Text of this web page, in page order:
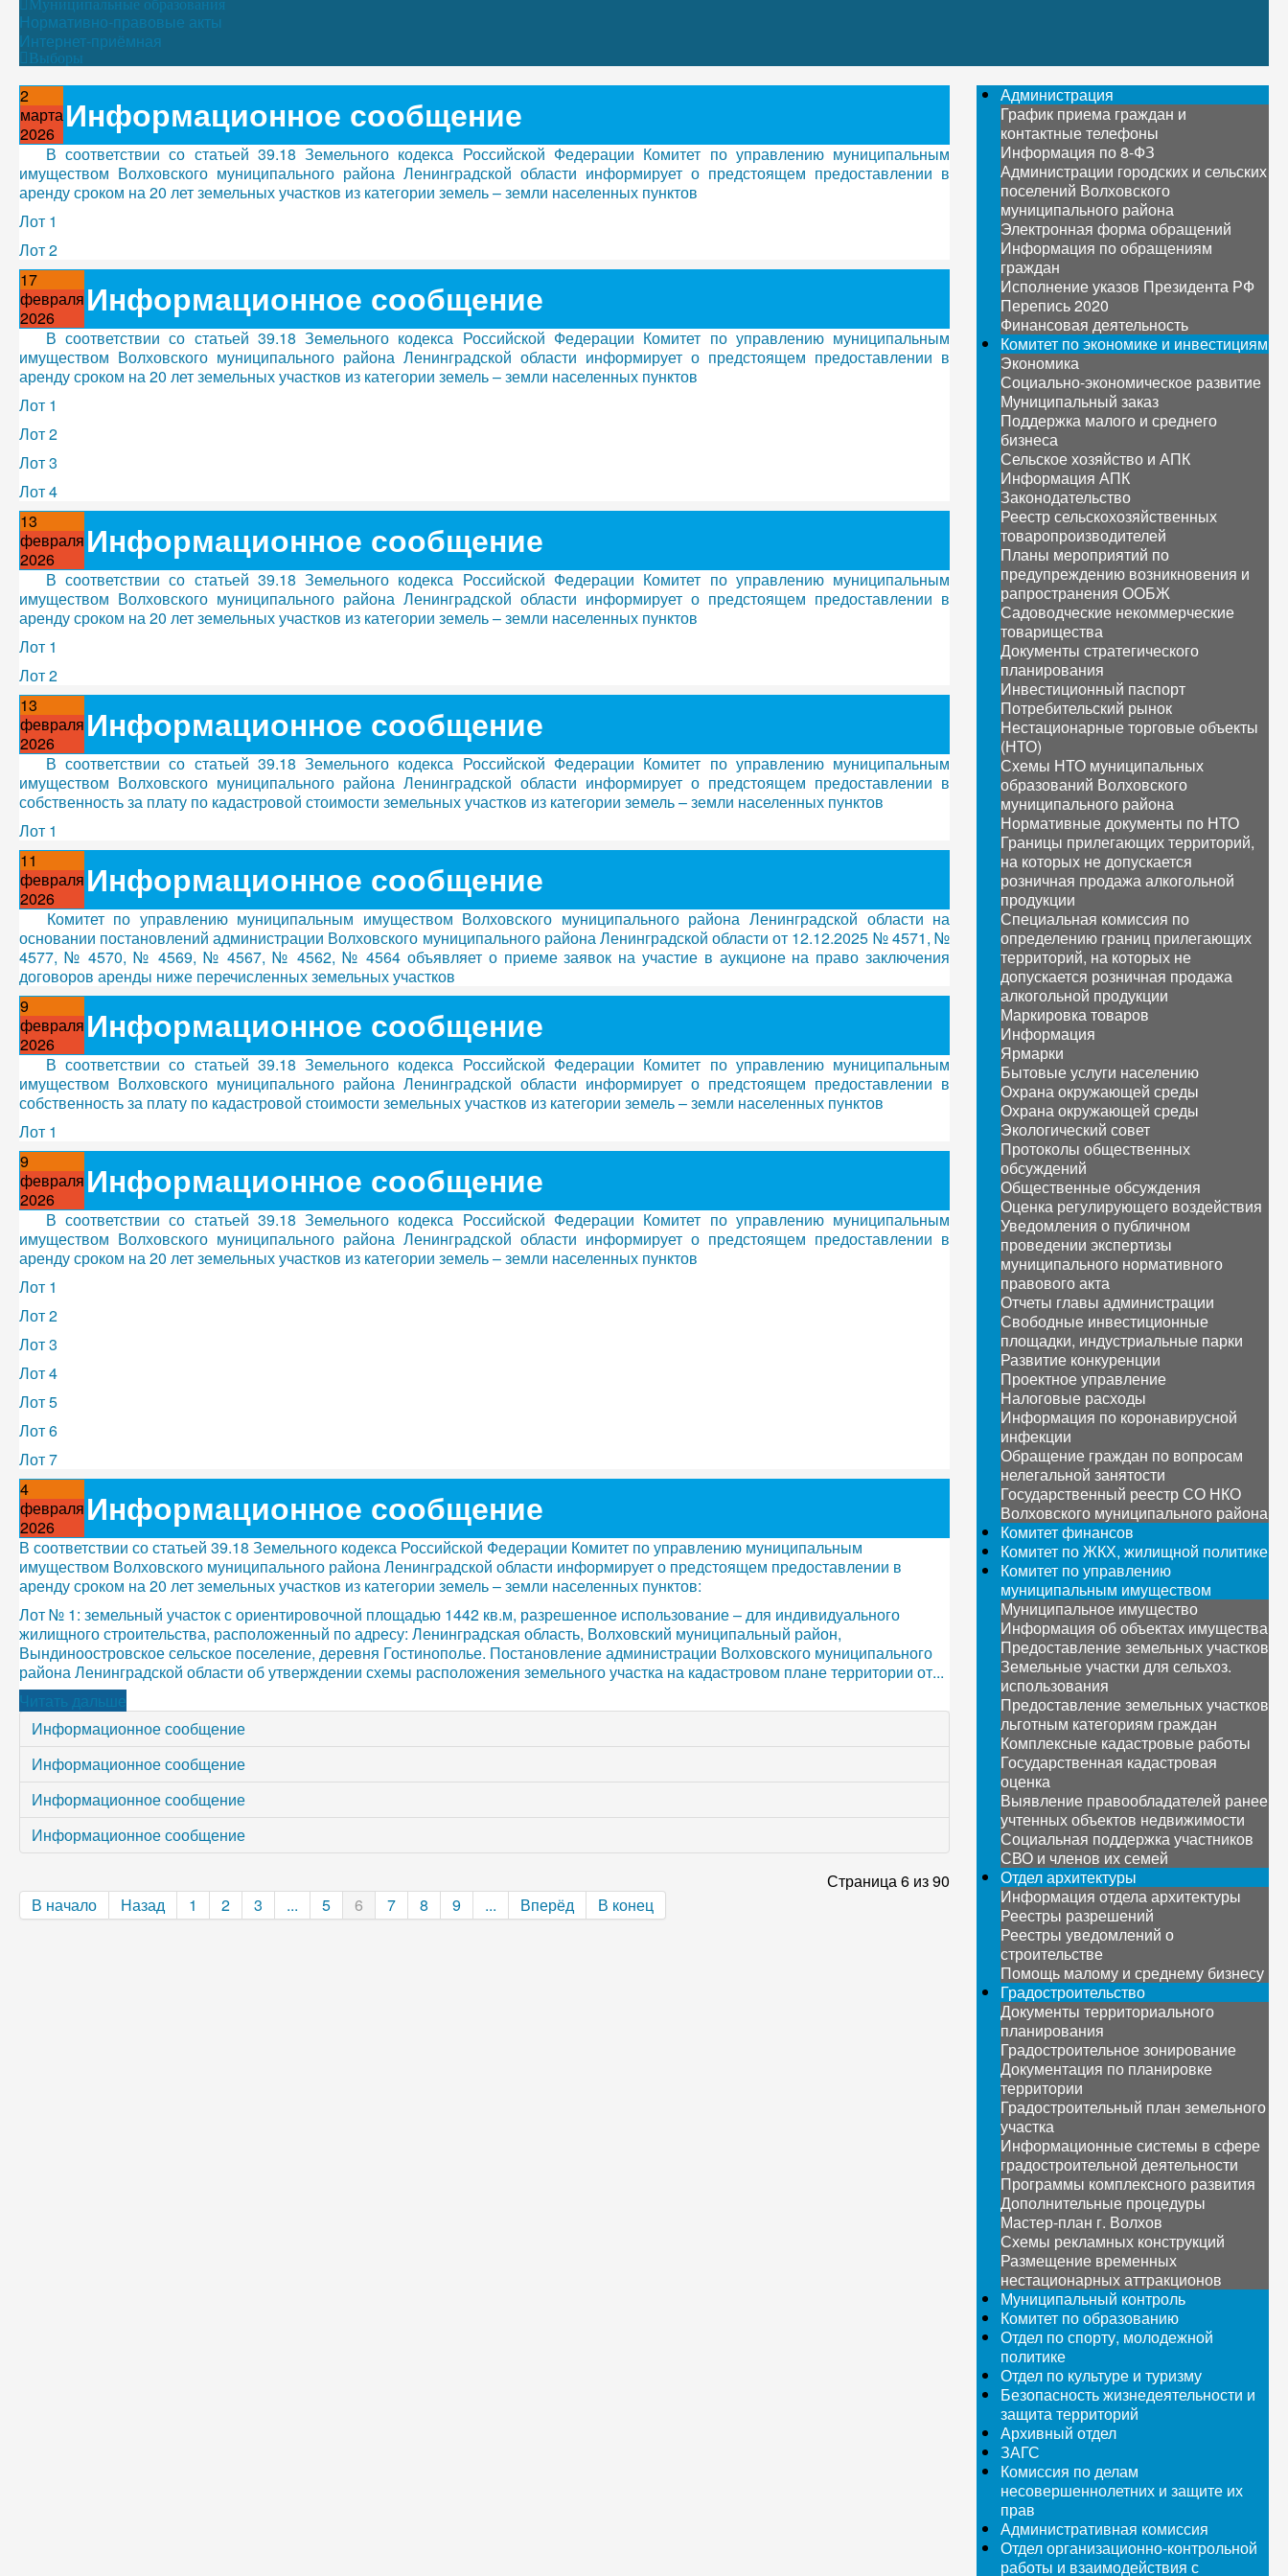
Муниципальные образования
Нормативно-правовые акты
Интернет-приёмная
Выборы
2
марта
2026 Информационное сообщение
В соответствии со статьей 39.18 Земельного кодекса Российской Федерации Комитет по управлению муниципальным
имуществом Волховского муниципального района Ленинградской области информирует о предстоящем предоставлении в
аренду сроком на 20 лет земельных участков из категории земель – земли населенных пунктов
Лот 1
Лот 2
17
февраля
2026
Информационное сообщение
В соответствии со статьей 39.18 Земельного кодекса Российской Федерации Комитет по управлению муниципальным
имуществом Волховского муниципального района Ленинградской области информирует о предстоящем предоставлении в
аренду сроком на 20 лет земельных участков из категории земель – земли населенных пунктов
Лот 1
Лот 2
Лот 3
Лот 4
13
февраля
2026
Информационное сообщение
В соответствии со статьей 39.18 Земельного кодекса Российской Федерации Комитет по управлению муниципальным
имуществом Волховского муниципального района Ленинградской области информирует о предстоящем предоставлении в
аренду сроком на 20 лет земельных участков из категории земель – земли населенных пунктов
Лот 1
Лот 2
13
февраля
2026
Информационное сообщение
В соответствии со статьей 39.18 Земельного кодекса Российской Федерации Комитет по управлению муниципальным
имуществом Волховского муниципального района Ленинградской области информирует о предстоящем предоставлении в
собственность за плату по кадастровой стоимости земельных участков из категории земель – земли населенных пунктов
Лот 1
11
февраля
2026
Информационное сообщение
Комитет по управлению муниципальным имуществом Волховского муниципального района Ленинградской области на
основании постановлений администрации Волховского муниципального района Ленинградской области от 12.12.2025 № 4571, №
4577, № 4570, № 4569, № 4567, № 4562, № 4564 объявляет о приеме заявок на участие в аукционе на право заключения
договоров аренды ниже перечисленных земельных участков
9
февраля
2026
Информационное сообщение
В соответствии со статьей 39.18 Земельного кодекса Российской Федерации Комитет по управлению муниципальным
имуществом Волховского муниципального района Ленинградской области информирует о предстоящем предоставлении в
собственность за плату по кадастровой стоимости земельных участков из категории земель – земли населенных пунктов
Лот 1
9
февраля
2026
Информационное сообщение
В соответствии со статьей 39.18 Земельного кодекса Российской Федерации Комитет по управлению муниципальным
имуществом Волховского муниципального района Ленинградской области информирует о предстоящем предоставлении в
аренду сроком на 20 лет земельных участков из категории земель – земли населенных пунктов
Лот 1
Лот 2
Лот 3
Лот 4
Лот 5
Лот 6
Лот 7
4
февраля
2026
Информационное сообщение
В соответствии со статьей 39.18 Земельного кодекса Российской Федерации Комитет по управлению муниципальным
имуществом Волховского муниципального района Ленинградской области информирует о предстоящем предоставлении в
аренду сроком на 20 лет земельных участков из категории земель – земли населенных пунктов:
Лот № 1: земельный участок с ориентировочной площадью 1442 кв.м, разрешенное использование – для индивидуального
жилищного строительства, расположенный по адресу: Ленинградская область, Волховский муниципальный район,
Вындиноостровское сельское поселение, деревня Гостинополье. Постановление администрации Волховского муниципального
района Ленинградской области об утверждении схемы расположения земельного участка на кадастровом плане территории от...
Читать дальше
Информационное сообщение
Информационное сообщение
Информационное сообщение
Информационное сообщение
Страница 6 из 90
В начало
Назад 1 2 3 ... 5 6 7 8 9 ... Вперёд В конец
Администрация
График приема граждан и
контактные телефоны
Информация по 8-ФЗ
Администрации городских и сельских
поселений Волховского
муниципального района
Электронная форма обращений
Информация по обращениям
граждан
Исполнение указов Президента РФ
Перепись 2020
Финансовая деятельность
Комитет по экономике и инвестициям
Экономика
Социально-экономическое развитие
Муниципальный заказ
Поддержка малого и среднего
бизнеса
Сельское хозяйство и АПК
Информация АПК
Законодательство
Реестр сельскохозяйственных
товаропроизводителей
Планы мероприятий по
предупреждению возникновения и
рапространения ООБЖ
Садоводческие некоммерческие
товарищества
Документы стратегического
планирования
Инвестиционный паспорт
Потребительский рынок
Нестационарные торговые объекты
(НТО)
Схемы НТО муниципальных
образований Волховского
муниципального района
Нормативные документы по НТО
Границы прилегающих территорий,
на которых не допускается
розничная продажа алкогольной
продукции
Специальная комиссия по
определению границ прилегающих
территорий, на которых не
допускается розничная продажа
алкогольной продукции
Маркировка товаров
Информация
Ярмарки
Бытовые услуги населению
Охрана окружающей среды
Охрана окружающей среды
Экологический совет
Протоколы общественных
обсуждений
Общественные обсуждения
Оценка регулирующего воздействия
Уведомления о публичном
проведении экспертизы
муниципального нормативного
правового акта
Отчеты главы администрации
Свободные инвестиционные
площадки, индустриальные парки
Развитие конкуренции
Проектное управление
Налоговые расходы
Информация по коронавирусной
инфекции
Обращение граждан по вопросам
нелегальной занятости
Государственный реестр СО НКО
Волховского муниципального района
Комитет финансов
Комитет по ЖКХ, жилищной политике
Комитет по управлению
муниципальным имуществом
Муниципальное имущество
Информация об объектах имущества
Предоставление земельных участков
Земельные участки для сельхоз.
использования
Предоставление земельных участков
льготным категориям граждан
Комплексные кадастровые работы
Государственная кадастровая
оценка
Выявление правообладателей ранее
учтенных объектов недвижимости
Социальная поддержка участников
СВО и членов их семей
Отдел архитектуры
Информация отдела архитектуры
Реестры разрешений
Реестры уведомлений о
строительстве
Помощь малому и среднему бизнесу
Градостроительство
Документы территориального
планирования
Градостроительное зонирование
Документация по планировке
территории
Градостроительный план земельного
участка
Информационные системы в сфере
градостроительной деятельности
Программы комплексного развития
Дополнительные процедуры
Мастер-план г. Волхов
Схемы рекламных конструкций
Размещение временных
нестационарных аттракционов
Муниципальный контроль
Комитет по образованию
Отдел по спорту, молодежной
политике
Отдел по культуре и туризму
Безопасность жизнедеятельности и
защита территорий
Архивный отдел
ЗАГС
Комиссия по делам
несовершеннолетних и защите их
прав
Административная комиссия
Отдел организационно-контрольной
работы и взаимодействия с